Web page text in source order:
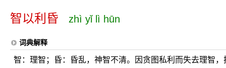
智以利昏 zhì yǐ lì hūn
词典解释
智：理智；昏：昏乱，神智不清。因贪图私利而失去理智